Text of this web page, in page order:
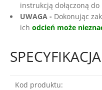
instrukcją dołączoną
UWAGA - Dokonując
ich odcień może
Kod produktu: